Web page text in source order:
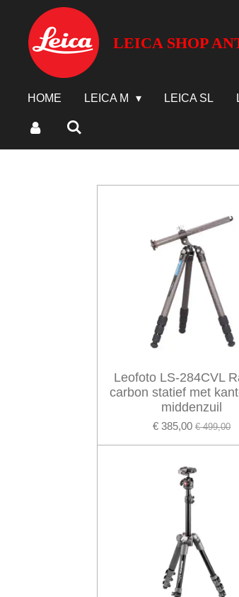
direct
hoofdinhoud
LEICA SHOP
HOME LEICA M LEICA SL
Leofoto LS-284CVL
carbon statief met
middenzuil
€ 385,00 € 499,00